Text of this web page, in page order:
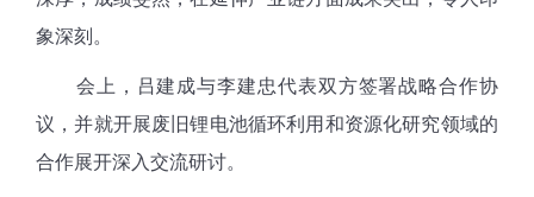
象深刻。
会上， 吕建成与李建忠代表双方签署战略合作协
议，并就开展废旧锂电池循环利用和资源化研究领域的
合作展开深入交流研讨。